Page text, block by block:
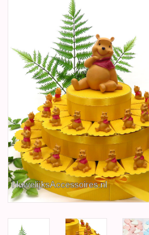
Betty Boop Huwelijk
Geboorte, Doop en
Communie